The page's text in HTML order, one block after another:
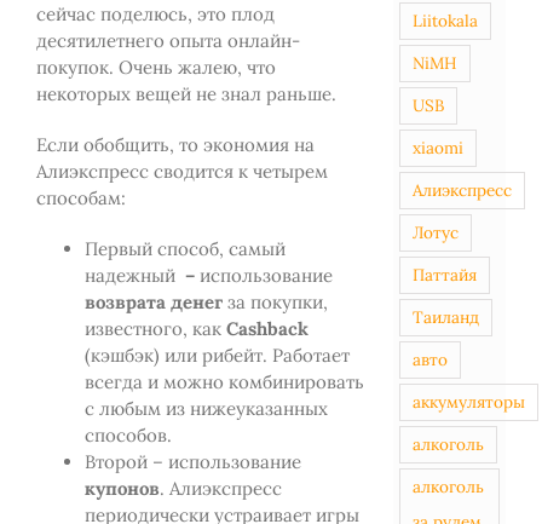
сейчас поделюсь, это плод
десятилетнего опыта онлайн-
покупок. Очень жалею, что
некоторых вещей не знал раньше.
Если обобщить, то экономия на
Алиэкспресс сводится к четырем
способам:
Первый способ, самый
надежный – использование
возврата денег за покупки,
известного, как Cashback
(кэшбэк) или рибейт. Работает
всегда и можно комбинировать
с любым из нижеуказанных
способов.
Второй – использование
купонов. Алиэкспресс
периодически устраивает игры
Liitokala
NiMH
USB
xiaomi
Алиэкспресс
Лотус
Паттайя
Таиланд
авто
аккумуляторы
алкоголь
алкоголь